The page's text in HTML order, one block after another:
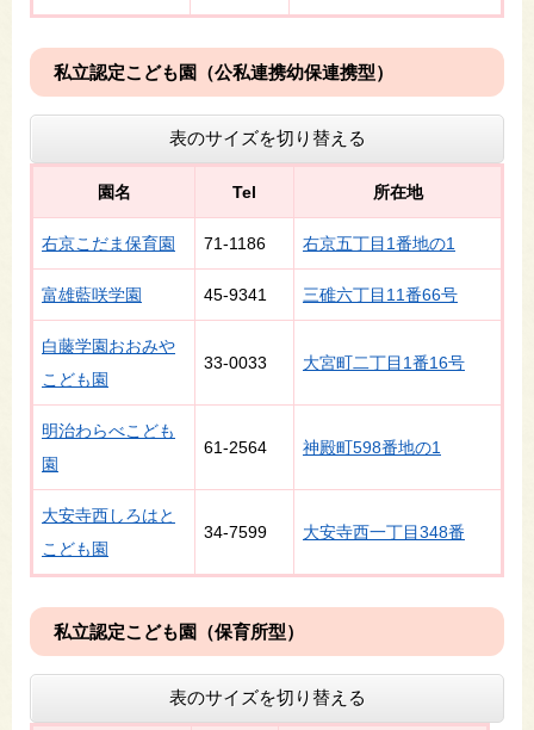
私立認定こども園（公私連携幼保連携型）
表のサイズを切り替える
園名 Tel 所在地
右京こだま保育園 71-1186 右京五丁目1番地の1
富雄藍咲学園 45-9341 三碓六丁目11番66号
白藤学園おおみや
こども園
33-0033 大宮町二丁目1番16号
明治わらべこども
園
61-2564 神殿町598番地の1
大安寺西しろはと
こども園
34-7599 大安寺西一丁目348番
私立認定こども園（保育所型）
表のサイズを切り替える